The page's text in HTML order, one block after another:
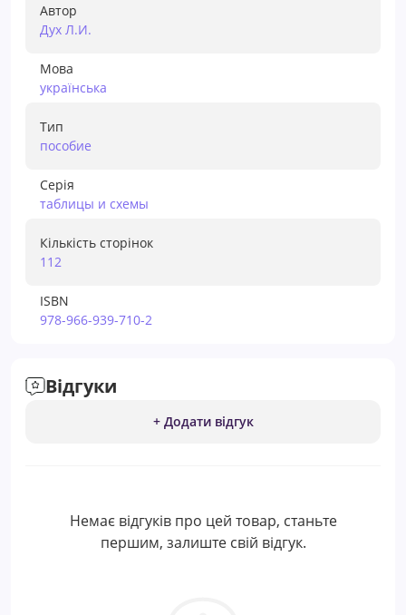
Автор
Дух Л.И.
Мова
українська
Тип
пособие
Серія
таблицы и схемы
Кількість сторінок
112
ISBN
978-966-939-710-2
Відгуки
+ Додати відгук
Немає відгуків про цей товар, станьте
першим, залиште свій відгук.